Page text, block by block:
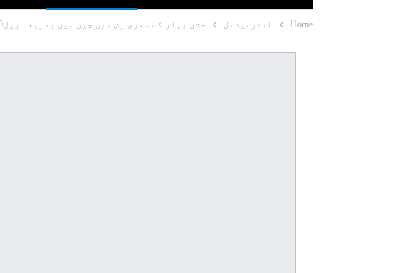
Home انٹرنیشنل جشن بہار کے سفری رش میں چین میں بذریعہ ریل310 ملین ٹرپس ہوئے